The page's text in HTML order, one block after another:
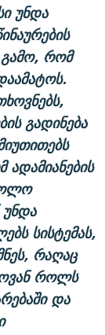
უნდა
რომ
გადინება
სისტემას,
რაღაც
როლს
და